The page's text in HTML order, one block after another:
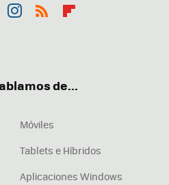
de...
Móviles
Tablets e Híbridos
Aplicaciones Windows